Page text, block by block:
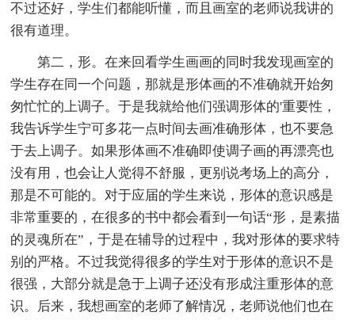
不过还好，学生们都能听懂，而且画室的老师说我讲的
很有道理。
第二，形。在来回看学生画画的同时我发现画室的
学生存在同一个问题，那就是形体画的不准确就开始匆
匆忙忙的上调子。于是我就给他们强调形体的'重要性，
我告诉学生宁可多花一点时间去画准确形体，也不要急
于去上调子。如果形体画不准确即使调子画的再漂亮也
没有用，也会让人觉得不舒服，更别说考场上的高分，
那是不可能的。对于应届的学生来说，形体的意识感是
非常重要的，在很多的书中都会看到一句话“形，是素描
的灵魂所在”，于是在辅导的过程中，我对形体的要求特
别的严格。不过我觉得很多的学生对于形体的意识不是
很强，大部分就是急于上调子还没有形成注重形体的意
识。后来，我想画室的老师了解情况，老师说他们也在